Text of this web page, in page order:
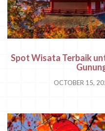
Spot Wisata Terbaik
OCTOBER 15,